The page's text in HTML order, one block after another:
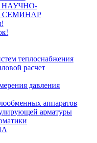
НАУЧНО-
СЕМИНАР
теплоснабжения
расчет
давления
аппаратов
арматуры